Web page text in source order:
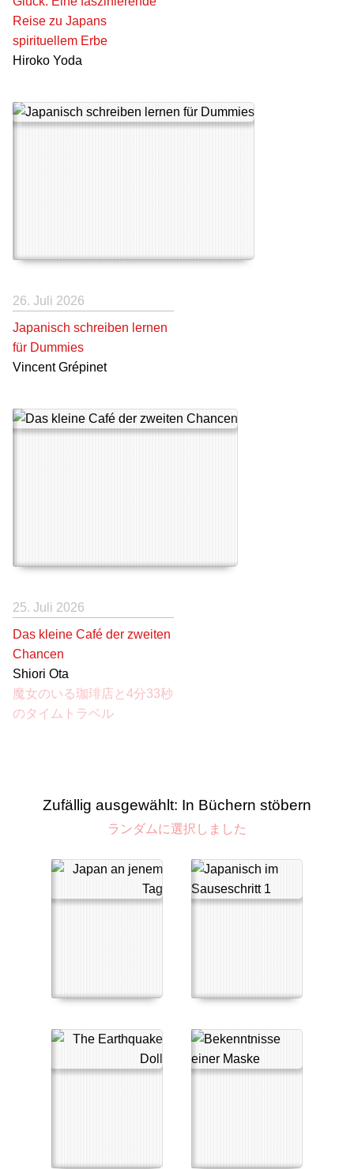
Reise zu Japans
spirituellem Erbe
Hiroko Yoda
26. Juli 2026
Japanisch schreiben lernen
für Dummies
Vincent Grépinet
25. Juli 2026
Das kleine Café der zweiten
Chancen
Shiori Ota
魔女のいる珈琲店と4分33秒
のタイムトラベル
Zufällig ausgewählt: In Büchern stöbern
ランダムに選択しました